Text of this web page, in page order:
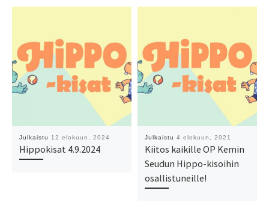
Julkaistu 12 elokuun, 2024
Hippokisat 4.9.2024
Julkaistu 4 elokuun, 2021
Kiitos kaikille OP Kemin
Seudun Hippo-kisoihin
osallistuneille!